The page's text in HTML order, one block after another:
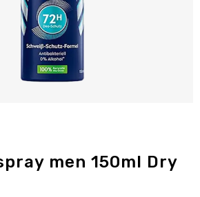
men 150ml Dry